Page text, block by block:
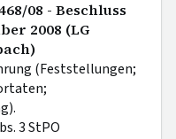
08 - Beschluss
2008 (LG
(Feststellungen;
3 StPO